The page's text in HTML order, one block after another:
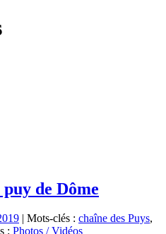
de Dôme
Mots-clés : chaîne des Puys,
: Photos / Vidéos